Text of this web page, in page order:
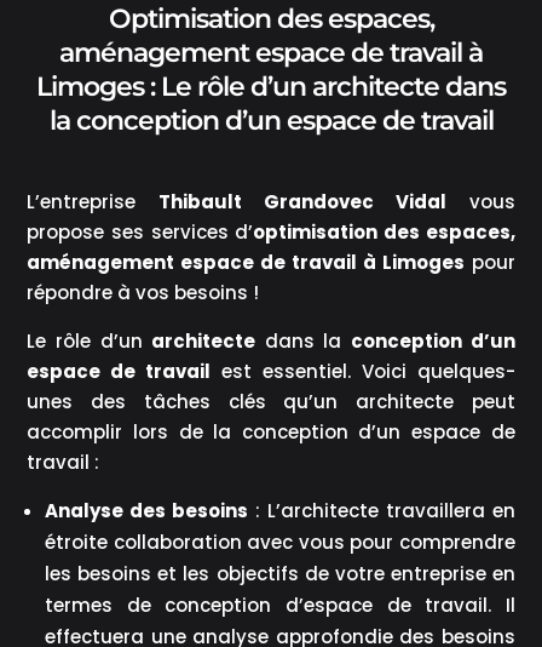
Optimisation des espaces,
aménagement espace de travail à
Limoges : Le rôle d’un architecte dans
la conception d’un espace de travail
L’entreprise Thibault Grandovec Vidal vous
propose ses services d’optimisation des espaces,
aménagement espace de travail à Limoges pour
répondre à vos besoins !
Le rôle d’un architecte dans la conception d’un
espace de travail est essentiel. Voici quelques-
unes des tâches clés qu’un architecte peut
accomplir lors de la conception d’un espace de
travail :
Analyse des besoins : L’architecte travaillera en
étroite collaboration avec vous pour comprendre
les besoins et les objectifs de votre entreprise en
termes de conception d’espace de travail. Il
effectuera une analyse approfondie des besoins